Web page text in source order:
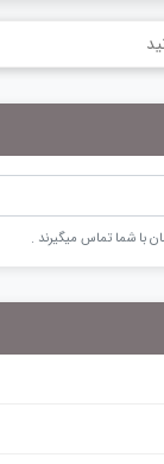
با شما تماس میگیرند .